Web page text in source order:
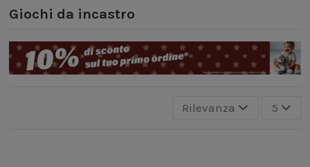
Giochi da incastro
Rilevanza 5